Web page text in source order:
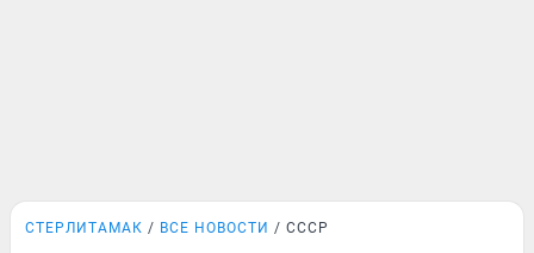
СТЕРЛИТАМАК ВСЕ НОВОСТИ СССР